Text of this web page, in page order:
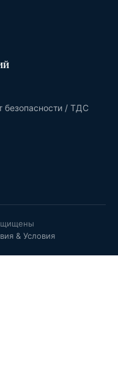
безопасности / ТДС
& Условия